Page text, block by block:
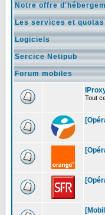
Notre offre
Les services et
Logiciels
Sercice Netipub
Forum mobiles
Tout